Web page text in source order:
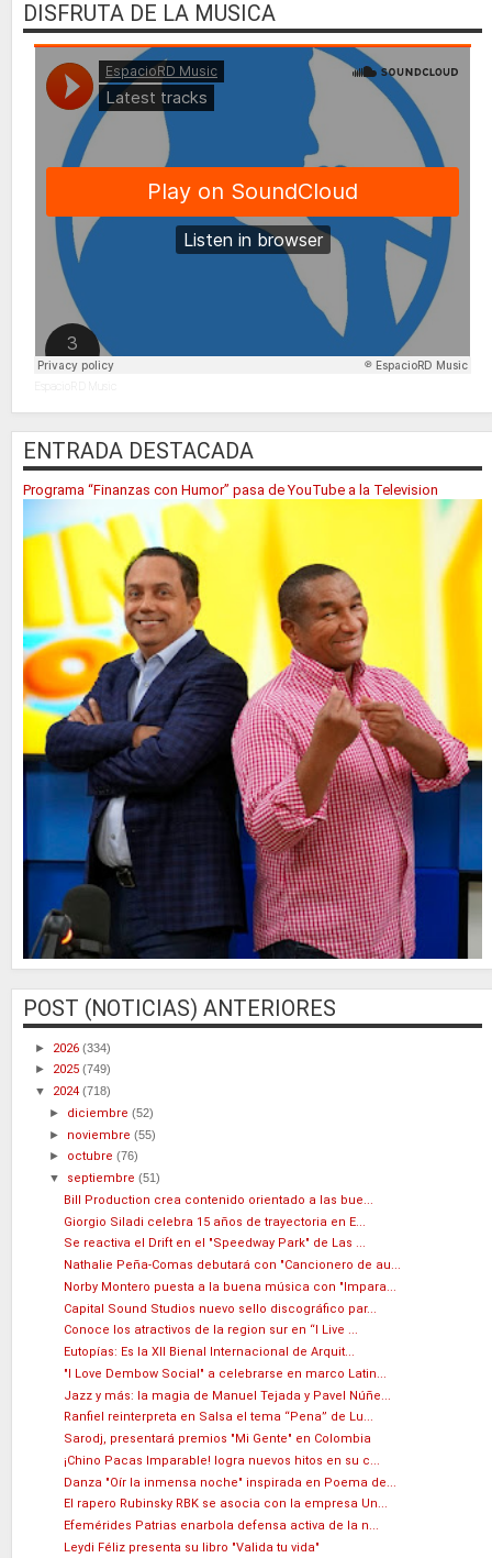
DISFRUTA DE LA MUSICA
ENTRADA DESTACADA
Programa “Finanzas con Humor” pasa de YouTube a la Television
POST (NOTICIAS) ANTERIORES
► 2026 (334)
► 2025 (749)
▼ 2024 (718)
► diciembre(52)
► noviembre(55)
► octubre(76)
▼ septiembre(51)
Bill Production crea contenido orientado a las bue...
Giorgio Siladi celebra 15 años de trayectoria en E...
Se reactiva el Drift en el "Speedway Park" de Las ...
Nathalie Peña-Comas debutará con "Cancionero de au...
Norby Montero puesta a la buena música con "Impara...
Capital Sound Studios nuevo sello discográfico par...
Conoce los atractivos de la region sur en “I Live ...
Eutopías: Es la XII Bienal Internacional de Arquit...
"I Love Dembow Social" a celebrarse en marco Latin...
Jazz y más: la magia de Manuel Tejada y Pavel Núñe...
Ranfiel reinterpreta en Salsa el tema “Pena” de Lu...
Sarodj, presentará premios "Mi Gente" en Colombia
¡Chino Pacas Imparable! logra nuevos hitos en su c...
Danza "Oír la inmensa noche" inspirada en Poema de...
El rapero Rubinsky RBK se asocia con la empresa Un...
Efemérides Patrias enarbola defensa activa de la n...
Leydi Féliz presenta su libro "Valida tu vida"